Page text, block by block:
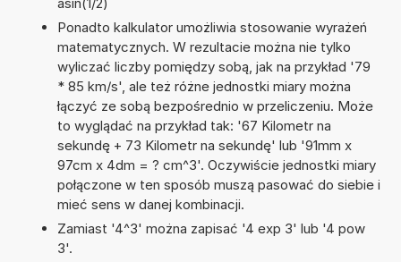
Ponadto kalkulator umożliwia stosowanie wyrażeń
matematycznych. W rezultacie można nie tylko
wyliczać liczby pomiędzy sobą, jak na przykład '79
* 85 km/s', ale też różne jednostki miary można
łączyć ze sobą bezpośrednio w przeliczeniu. Może
to wyglądać na przykład tak: '67 Kilometr na
sekundę + 73 Kilometr na sekundę' lub '91mm x
97cm x 4dm = ? cm^3'. Oczywiście jednostki miary
połączone w ten sposób muszą pasować do siebie i
mieć sens w danej kombinacji.
Zamiast '4^3' można zapisać '4 exp 3' lub '4 pow
3'.